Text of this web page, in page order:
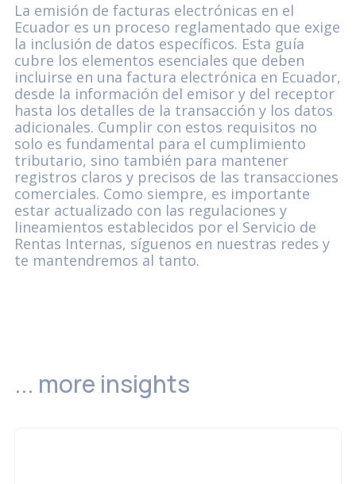
La emisión de facturas electrónicas en el
Ecuador es un proceso reglamentado que exige
la inclusión de datos específicos. Esta guía
cubre los elementos esenciales que deben
incluirse en una factura electrónica en Ecuador,
desde la información del emisor y del receptor
hasta los detalles de la transacción y los datos
adicionales. Cumplir con estos requisitos no
solo es fundamental para el cumplimiento
tributario, sino también para mantener
registros claros y precisos de las transacciones
comerciales. Como siempre, es importante
estar actualizado con las regulaciones y
lineamientos establecidos por el Servicio de
Rentas Internas, síguenos en nuestras redes y
te mantendremos al tanto.
... more insights